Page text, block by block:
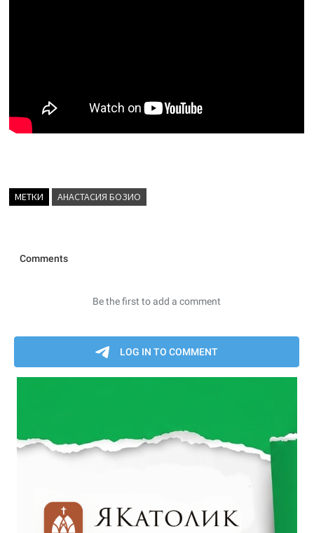
МЕТКИ АНАСТАСИЯ БОЗИО